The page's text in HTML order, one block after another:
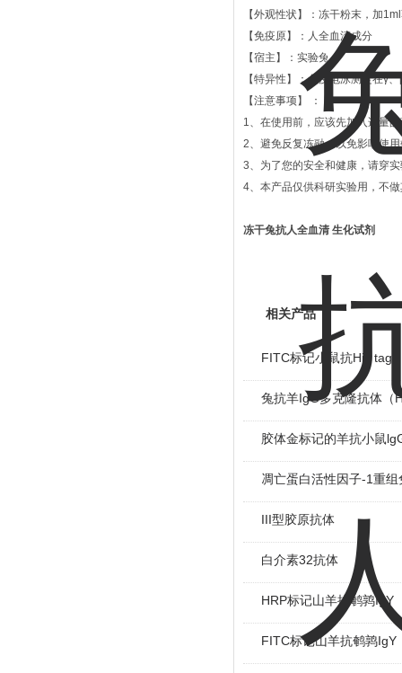
【外观性状】：冻干粉末，加
【免疫原】：人全血清成分
【宿主】：实验兔
【特异性】：免疫电泳测定在γ
【注意事项】 ：
1、在使用前，应该先加入适量
2、避免反复冻融，以免影响使
3、为了您的安全和健康，请穿
4、本产品仅供科研实验用，不
冻干兔抗人全血清 生化试剂
相关产品
FITC标记小鼠抗His tag
兔抗羊IgG多克隆抗体（
胶体金标记的羊抗小鼠
凋亡蛋白活性因子-1重组
III型胶原抗体
白介素32抗体
HRP标记山羊抗鹌鹑IgY
FITC标记山羊抗鹌鹑IgY